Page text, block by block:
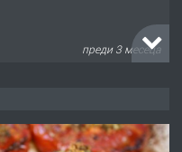
преди 10 месеца